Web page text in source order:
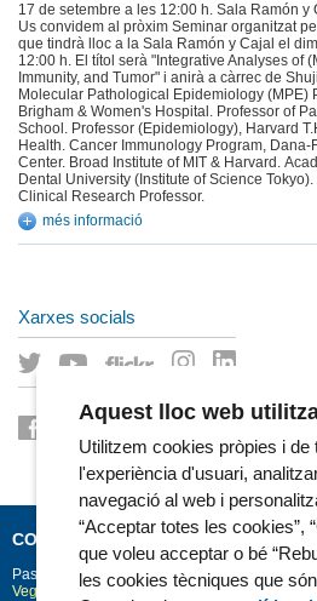
17 de setembre a les 12:00 h. Sala Ramón y
Us convidem al pròxim Seminar organitzat
que tindrà lloc a la Sala Ramón y Cajal el
12:00 h. El títol serà "Integrative Analyses of
Immunity, and Tumor" i anirà a càrrec de
Molecular Pathological Epidemiology (MPE)
Brigham & Women's Hospital. Professor of
School. Professor (Epidemiology), Harvard
Health. Cancer Immunology Program,
Center. Broad Institute of MIT & Harvard.
Dental University (Institute of Science
Clinical Research Professor.
més informació
Xarxes socials
CONTACTE
Passeig Marítim 25-29 Barcelona 08003
Vegeu la situació a Google Maps
Aquest lloc web
Utilitzem cookies pròpies i de
l'experiència d'usuari,
navegació al web i
“Acceptar totes les cookies”,
que voleu acceptar o bé
les cookies tècniques que